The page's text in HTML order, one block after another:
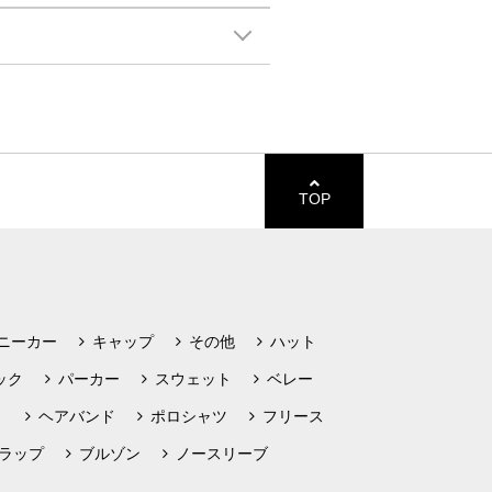
TOP
ーカー キャップ その他 ハット
ク パーカー スウェット ベレー
ヘアバンド ポロシャツ フリース
ップ ブルゾン ノースリーブ